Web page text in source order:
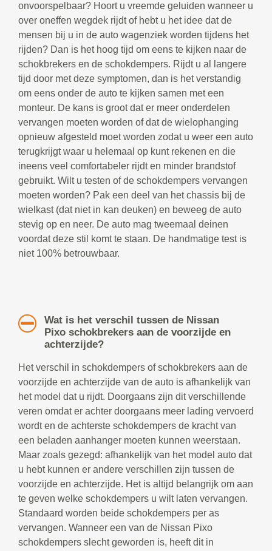
onvoorspelbaar? Hoort u vreemde geluiden wanneer u
over oneffen wegdek rijdt of hebt u het idee dat de
mensen bij u in de auto wagenziek worden tijdens het
rijden? Dan is het hoog tijd om eens te kijken naar de
schokbrekers en de schokdempers. Rijdt u al langere
tijd door met deze symptomen, dan is het verstandig
om eens onder de auto te kijken samen met een
monteur. De kans is groot dat er meer onderdelen
vervangen moeten worden of dat de wielophanging
opnieuw afgesteld moet worden zodat u weer een auto
terugkrijgt waar u helemaal op kunt rekenen en die
ineens veel comfortabeler rijdt en minder brandstof
gebruikt. Wilt u testen of de schokdempers vervangen
moeten worden? Pak een deel van het chassis bij de
wielkast (dat niet in kan deuken) en beweeg de auto
stevig op en neer. De auto mag tweemaal deinen
voordat deze stil komt te staan. De handmatige test is
niet 100% betrouwbaar.
Wat is het verschil tussen de Nissan
Pixo schokbrekers aan de voorzijde en
achterzijde?
Het verschil in schokdempers of schokbrekers aan de
voorzijde en achterzijde van de auto is afhankelijk van
het model dat u rijdt. Doorgaans zijn dit verschillende
veren omdat er achter doorgaans meer lading vervoerd
wordt en de achterste schokdempers de kracht van
een beladen aanhanger moeten kunnen weerstaan.
Maar zoals gezegd: afhankelijk van het model auto dat
u hebt kunnen er andere verschillen zijn tussen de
voorzijde en achterzijde. Het is altijd belangrijk om aan
te geven welke schokdempers u wilt laten vervangen.
Standaard worden beide schokdempers per as
vervangen. Wanneer een van de Nissan Pixo
schokdempers slecht geworden is, heeft dit in